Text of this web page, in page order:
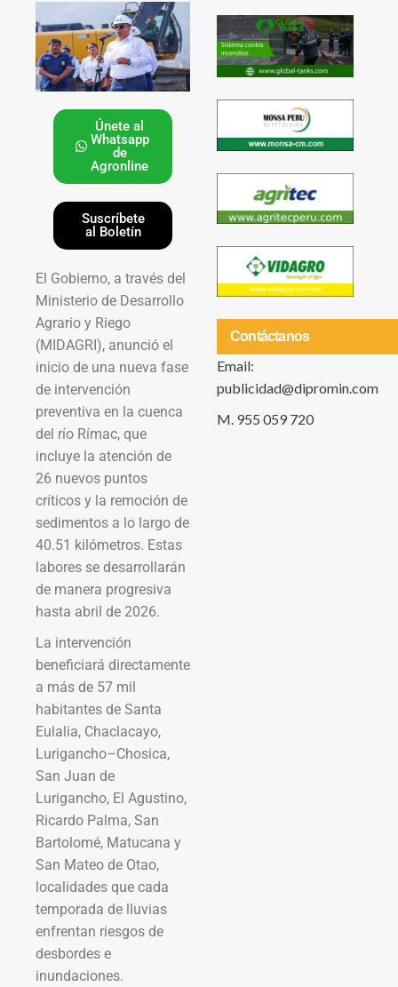
Únete al
Whatsapp
de
Agronline
Suscríbete
al Boletín
El Gobierno, a través del
Ministerio de Desarrollo
Agrario y Riego
(MIDAGRI), anunció el
inicio de una nueva fase
de intervención
preventiva en la cuenca
del río Rímac, que
incluye la atención de
26 nuevos puntos
críticos y la remoción de
sedimentos a lo largo de
40.51 kilómetros. Estas
labores se desarrollarán
de manera progresiva
hasta abril de 2026.
La intervención
beneficiará directamente
a más de 57 mil
habitantes de Santa
Eulalia, Chaclacayo,
Lurigancho–Chosica,
San Juan de
Lurigancho, El Agustino,
Ricardo Palma, San
Bartolomé, Matucana y
San Mateo de Otao,
localidades que cada
temporada de lluvias
enfrentan riesgos de
desbordes e
inundaciones.
Contáctanos
Email:
publicidad@dipromin.com
M. 955 059 720